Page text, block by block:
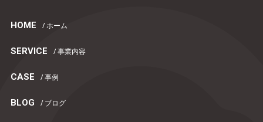
HOME / ホーム
SERVICE / 事業内容
CASE / 事例
BLOG / ブログ